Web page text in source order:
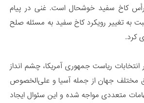
کاخ سفید خوشحال است. غنی در پیام
به تغییر رویکرد کاخ سفید به مسئله صلح
کرد.
انتخابات ریاست جمهوری آمریکا، چشم انداز
مختلف جهان از جمله آسیا و علی‌الخصوص
متعددی مواجه شده و این سئوال ایجاد